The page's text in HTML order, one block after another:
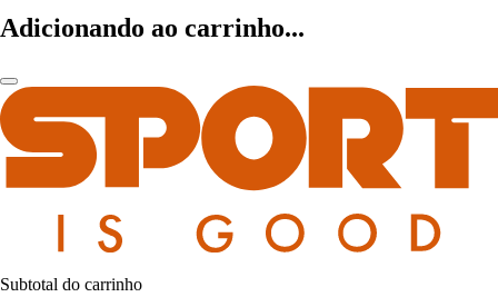
Adicionando ao carrinho...
Subtotal do carrinho